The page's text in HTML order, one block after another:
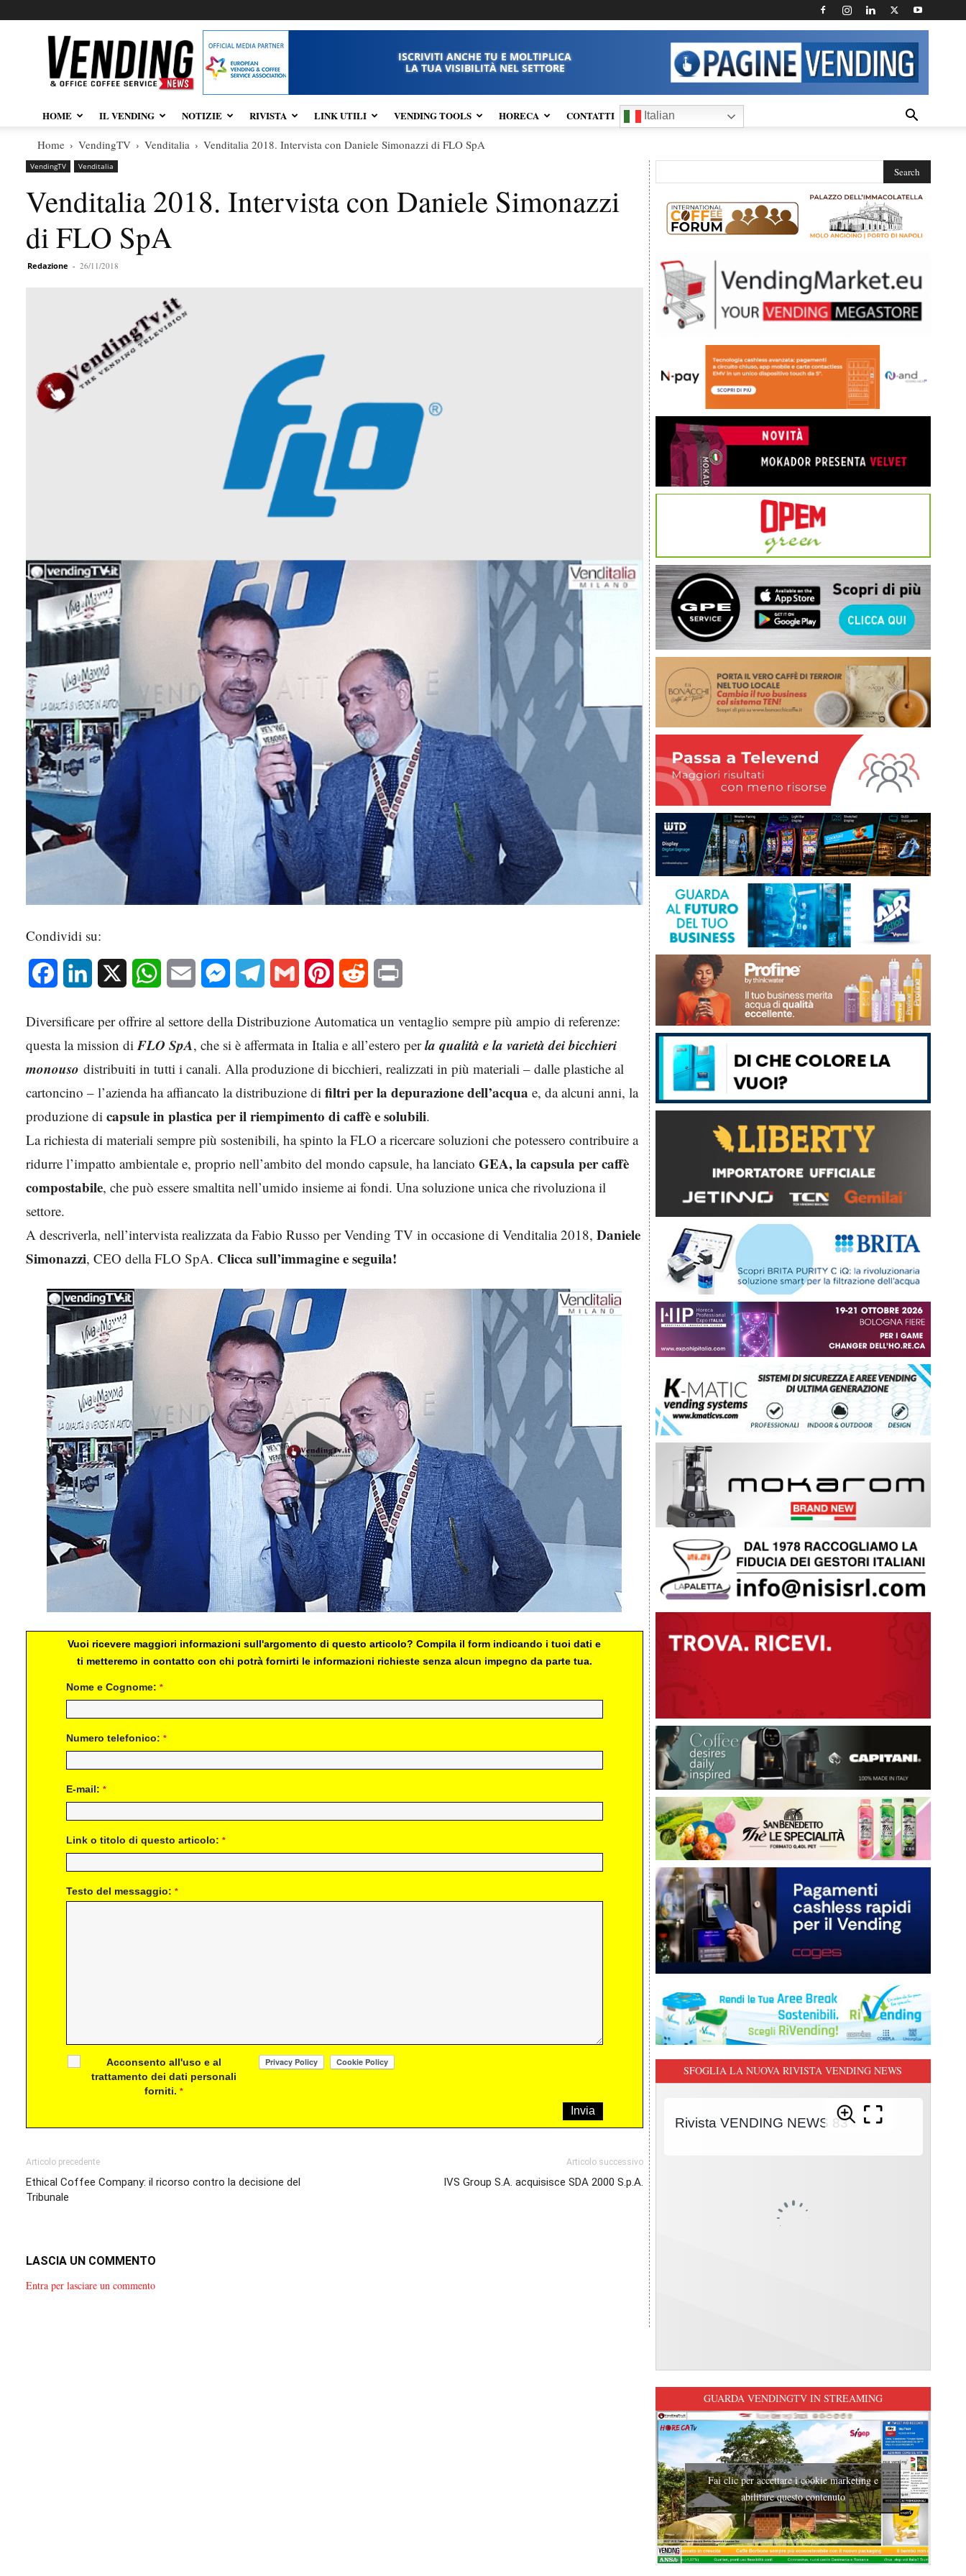
Vendingnews.it
ISCRIVITI ANCHE TU E MOLTIPLICA
LA TUA VISIBILITÀ NEL SETTORE
HOME IL VENDING NOTIZIE RIVISTA LINK UTILI VENDING TOOLS HORECA CONTATTI Italian
Home VendingTV Venditalia Venditalia 2018. Intervista con Daniele Simonazzi di FLO SpA
VendingTV Venditalia
Venditalia 2018. Intervista con Daniele Simonazzi
di FLO SpA
Redazione - 26/11/2018
Condividi su:
Facebook LinkedIn WhatsAppEmail MessengerTelegram Gmail Pinterest Reddit
Diversificare per offrire al settore della Distribuzione Automatica un ventaglio sempre più ampio di referenze:
questa la mission di FLO SpA, che si è affermata in Italia e all’estero perla qualità e la varietà dei bicchieri
monouso distribuiti in tutti i canali. Alla produzione di bicchieri, realizzati in più materiali – dalle plastiche al
cartoncino – l’azienda ha affiancato la distribuzione di filtri per la depurazione dell’acqua e, da alcuni anni, la
produzione di capsule in plastica per il riempimento di caffè e solubili.
La richiesta di materiali sempre più sostenibili, ha spinto la FLO a ricercare soluzioni che potessero contribuire a
ridurre l’impatto ambientale e, proprio nell’ambito del mondo capsule, ha lanciato GEA, la capsula per caffè
compostabile, che può essere smaltita nell’umido insieme ai fondi. Una soluzione unica che rivoluziona il
settore.
A descriverla, nell’intervista realizzata da Fabio Russo per Vending TV in occasione di Venditalia 2018, Daniele
Simonazzi, CEO della FLO SpA. Clicca sull’immagine e seguila!
Vuoi ricevere maggiori informazioni sull'argomento di questo articolo? Compila il form indicando i tuoi dati e
ti metteremo in contatto con chi potrà fornirti le informazioni richieste senza alcun impegno da parte tua.
Nome e Cognome: *
Numero telefonico: *
E-mail: *
Link o titolo di questo articolo: *
Testo del messaggio: *
Acconsento all'uso e al
trattamento dei dati personali
forniti.*
Articolo precedente
Ethical Coffee Company: il ricorso contro la decisione del
Tribunale
Articolo successivo
IVS Group S.A. acquisisce SDA 2000 S.p.A.
LASCIA UN COMMENTO
Entra per lasciare un commento
SFOGLIA LA NUOVA RIVISTA VENDING NEWS
GUARDA VENDINGTV IN STREAMING
Fai clic per accettare i cookie marketing e
abilitare questo contenuto